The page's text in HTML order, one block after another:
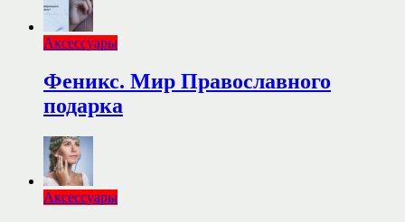
Аксессуары
Феникс. Мир Православного
подарка
Аксессуары